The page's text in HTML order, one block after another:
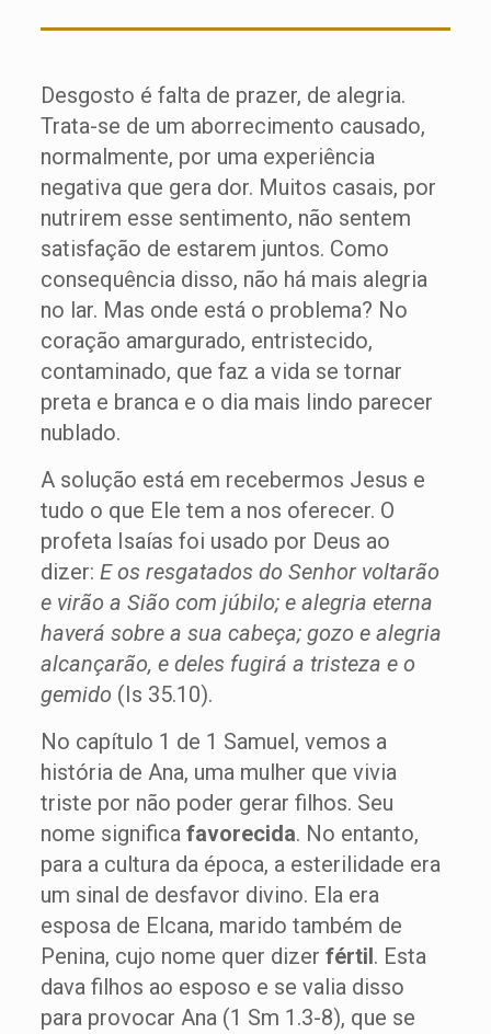
Desgosto é falta de prazer, de alegria.
Trata-se de um aborrecimento causado,
normalmente, por uma experiência
negativa que gera dor. Muitos casais, por
nutrirem esse sentimento, não sentem
satisfação de estarem juntos. Como
consequência disso, não há mais alegria
no lar. Mas onde está o problema? No
coração amargurado, entristecido,
contaminado, que faz a vida se tornar
preta e branca e o dia mais lindo parecer
nublado.
A solução está em recebermos Jesus e
tudo o que Ele tem a nos oferecer. O
profeta Isaías foi usado por Deus ao
dizer: E os resgatados do Senhor voltarão
e virão a Sião com júbilo; e alegria eterna
haverá sobre a sua cabeça; gozo e alegria
alcançarão, e deles fugirá a tristeza e o
gemido (Is 35.10).
No capítulo 1 de 1 Samuel, vemos a
história de Ana, uma mulher que vivia
triste por não poder gerar filhos. Seu
nome significa favorecida. No entanto,
para a cultura da época, a esterilidade era
um sinal de desfavor divino. Ela era
esposa de Elcana, marido também de
Penina, cujo nome quer dizer fértil. Esta
dava filhos ao esposo e se valia disso
para provocar Ana (1 Sm 1.3-8), que se